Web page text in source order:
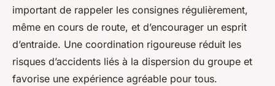
important de rappeler les consignes régulièrement,
même en cours de route, et d’encourager un esprit
d’entraide. Une coordination rigoureuse réduit les
risques d’accidents liés à la dispersion du groupe et
favorise une expérience agréable pour tous.